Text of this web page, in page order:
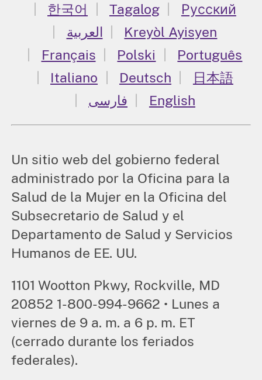
한국어
Tagalog
Русский
العربية
Kreyòl Ayisyen
Français
Polski
Português
Italiano
Deutsch
日本語
فارسی
English
Un sitio web del gobierno federal
administrado por la Oficina para la
Salud de la Mujer en la Oficina del
Subsecretario de Salud y el
Departamento de Salud y Servicios
Humanos de EE. UU.
1101 Wootton Pkwy, Rockville, MD
20852 1-800-994-9662 • Lunes a
viernes de 9 a. m. a 6 p. m. ET
(cerrado durante los feriados
federales).